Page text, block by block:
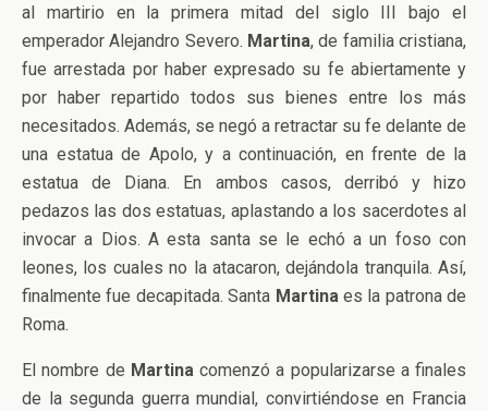
al martirio en la primera mitad del siglo III bajo el
emperador Alejandro Severo. Martina, de familia cristiana,
fue arrestada por haber expresado su fe abiertamente y
por haber repartido todos sus bienes entre los más
necesitados. Además, se negó a retractar su fe delante de
una estatua de Apolo, y a continuación, en frente de la
estatua de Diana. En ambos casos, derribó y hizo
pedazos las dos estatuas, aplastando a los sacerdotes al
invocar a Dios. A esta santa se le echó a un foso con
leones, los cuales no la atacaron, dejándola tranquila. Así,
finalmente fue decapitada. Santa Martinaes la patrona de
Roma.
El nombre de Martinacomenzó a popularizarse a finales
de la segunda guerra mundial, convirtiéndose en Francia